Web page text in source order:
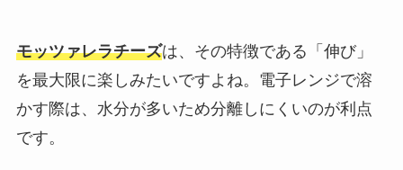
モッツァレラチーズは、その特徴である「伸び」
を最大限に楽しみたいですよね。電子レンジで溶
かす際は、水分が多いため分離しにくいのが利点
です。